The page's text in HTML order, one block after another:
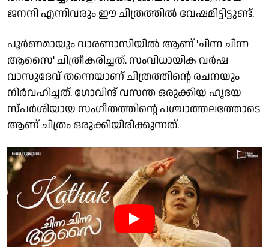
ജനനി എന്നിവരും ഈ ചിത്രത്തിൽ വേഷമിട്ടിട്ടുണ്ട്.
പൂർണമായും വാരണാസിയിൽ ആണ് 'ചിന്ന ചിന്ന
ആസൈ' ചിത്രീകരിച്ചത്. സംവിധായിക വർഷ
വാസുദേവ് തന്നെയാണ് ചിത്രത്തിന്റെ രചനയും
നിർവഹിച്ചത്. ഗോവിന്ദ് വസന്ത ഒരുക്കിയ ഹൃദയ
സ്പർശിയായ സംഗീതത്തിന്റെ പശ്ചാത്തലത്തോടെ
ആണ് ചിത്രം ഒരുക്കിയിരിക്കുന്നത്.